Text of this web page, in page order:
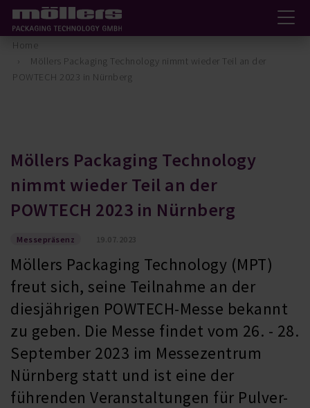
Home
Möllers Packaging Technology nimmt wieder Teil an der
POWTECH 2023 in Nürnberg
Möllers Packaging Technology
nimmt wieder Teil an der
POWTECH 2023 in Nürnberg
Messepräsenz 19.07.2023
Möllers Packaging Technology (MPT)
freut sich, seine Teilnahme an der
diesjährigen POWTECH-Messe bekannt
zu geben. Die Messe findet vom 26. - 28.
September 2023 im Messezentrum
Nürnberg statt und ist eine der
führenden Veranstaltungen für Pulver-